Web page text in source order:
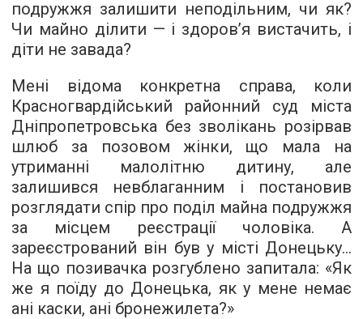
подружжя залишити неподільним, чи як?
Чи майно ділити — і здоров’я вистачить, і
діти не завада?
Мені відома конкретна справа, коли
Красногвардійський районний суд міста
Дніпропетровська без зволікань розірвав
шлюб за позовом жінки, що мала на
утриманні малолітню дитину, але
залишився невблаганним і постановив
розглядати спір про поділ майна подружжя
за місцем реєстрації чоловіка. А
зареєстрований він був у місті Донецьку...
На що позивачка розгублено запитала: «Як
же я поїду до Донецька, як у мене немає
ані каски, ані бронежилета?»